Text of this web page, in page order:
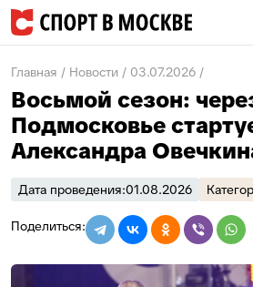
Главная Новости 03.07.2026
Восьмой сезон:
Подмосковье
Александра
Дата проведения:01.08.2026